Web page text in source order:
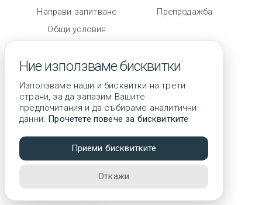
Направи запитване
Общи условия
Препродажба
© 2026 Всички права запазени
Ние използваме бисквитки
Използваме наши и бисквитки на трети
страни, за да запазим Вашите
предпочитания и да събираме аналитични
данни. Прочетете повече за бисквитките
Приеми бисквитките
Откажи